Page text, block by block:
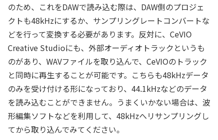
のため、これをDAWで読み込む際は、DAW側のプロジェ
クトも48kHzにするか、サンプリングレートコンバートな
どを行って変換する必要があります。反対に、CeVIO
Creative Studioにも、外部オーディオトラックというも
のがあり、WAVファイルを取り込んで、CeVIOのトラック
と同時に再生することが可能です。こちらも48kHzデータ
のみを受け付ける形になっており、44.1kHzなどのデータ
を読み込むことができません。うまくいかない場合は、波
形編集ソフトなどを利用して、48kHzへリサンプリングし
てから取り込んでみてください。